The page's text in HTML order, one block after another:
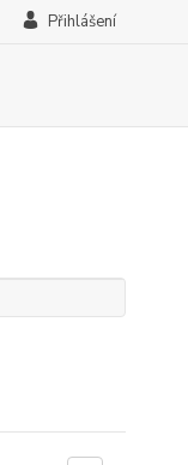
Přihlášení